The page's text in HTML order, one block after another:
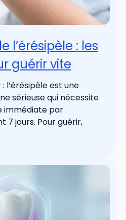
l’érésipèle : les
guérir vite
l’érésipèle est une
sérieuse qui nécessite
immédiate par
7 jours. Pour guérir,